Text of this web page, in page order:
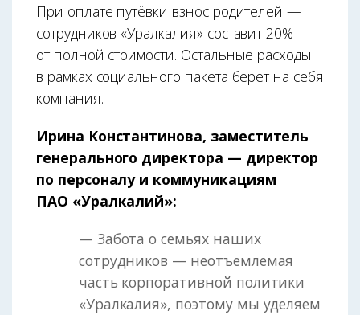
При оплате путёвки взнос родителей —
сотрудников «Уралкалия» составит 20%
от полной стоимости. Остальные расходы
в рамках социального пакета берёт на себя
компания.
Ирина Константинова, заместитель
генерального директора — директор
по персоналу и коммуникациям
ПАО «Уралкалий»:
— Забота о семьях наших
сотрудников — неотъемлемая
часть корпоративной политики
«Уралкалия», поэтому мы уделяем